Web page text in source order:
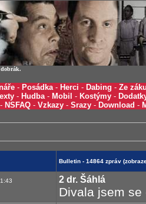
- Posádka- Herci - Dabing - Ze
- Hudba- Mobil - Kostýmy -
- NSFAQ - Vzkazy - Srazy - Download -
Bulletin - 14864 zpráv
2 dr. Šáhlá
Divala jsem